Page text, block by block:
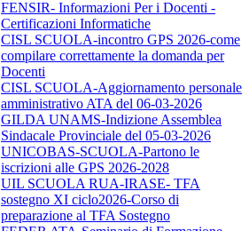
FENSIR- Informazioni Per i Docenti -
Certificazioni Informatiche
CISL SCUOLA-incontro GPS 2026-come
compilare correttamente la domanda per
Docenti
CISL SCUOLA-Aggiornamento personale
amministrativo ATA del 06-03-2026
GILDA UNAMS-Indizione Assemblea
Sindacale Provinciale del 05-03-2026
UNICOBAS-SCUOLA-Partono le
iscrizioni alle GPS 2026-2028
UIL SCUOLA RUA-IRASE- TFA
sostegno XI ciclo2026-Corso di
preparazione al TFA Sostegno